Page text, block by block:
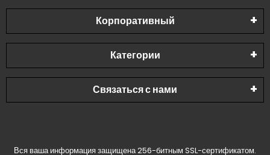
Корпоративный
Категории
Связаться с нами
Вся ваша информация защищена 256-битным SSL-сертификатом.